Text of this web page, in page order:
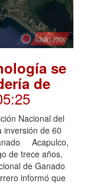
se
de
Nacional del
inversión de 60
Acapulco,
de trece años,
de Ganado
informó que